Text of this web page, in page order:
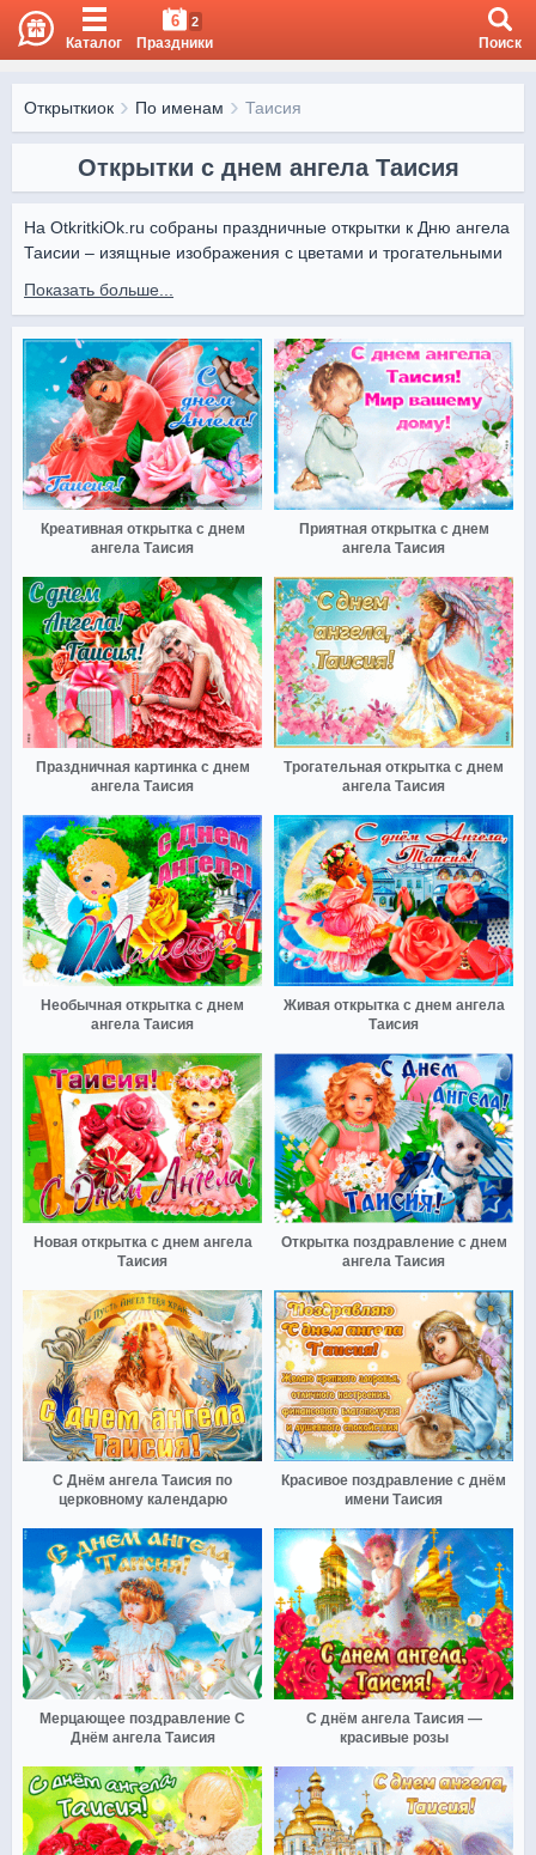
Каталог
6 2
Праздники Поиск
Открыткиок По именам Таисия
Открытки с днем ангела Таисия
На OtkritkiOk.ru собраны праздничные открытки к Дню ангела
Таисии – изящные изображения с цветами и трогательными
найдете лучшие открытки, которые подарят радость и
создадут торжественную атмосферу.
Показать больше...
Креативная открытка с днем
ангела Таисия
Приятная открытка с днем
ангела Таисия
Праздничная картинка с днем
ангела Таисия
Трогательная открытка с днем
ангела Таисия
Необычная открытка с днем
ангела Таисия
Живая открытка с днем ангела
Таисия
Новая открытка с днем ангела
Таисия
Открытка поздравление с днем
ангела Таисия
С Днём ангела Таисия по
церковному календарю
Красивое поздравление с днём
имени Таисия
Мерцающее поздравление С
Днём ангела Таисия
С днём ангела Таисия —
красивые розы